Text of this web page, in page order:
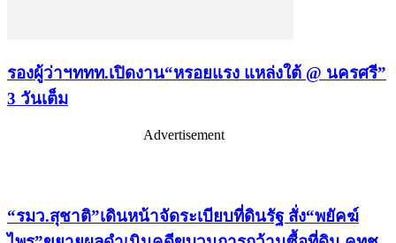
รองผู้ว่าฯททท.เปิดงาน“หรอยแรง แหล่งใต้ @ นครศรี”
3 วันเต็ม
Advertisement
“รมว.สุชาติ”เดินหน้าจัดระเบียบที่ดินรัฐ สั่ง“พยัคฆ์